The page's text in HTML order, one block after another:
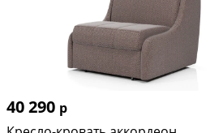
40 290 р